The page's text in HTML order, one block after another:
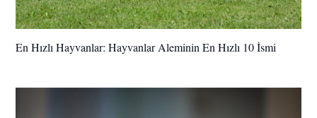
En Hızlı Hayvanlar: Hayvanlar Aleminin En Hızlı 10 İsmi